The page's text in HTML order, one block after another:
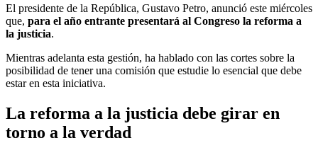
El presidente de la República, Gustavo Petro, anunció este miércoles
que, para el año entrante presentará al Congreso la reforma a
la justicia.
Mientras adelanta esta gestión, ha hablado con las cortes sobre la
posibilidad de tener una comisión que estudie lo esencial que debe
estar en esta iniciativa.
La reforma a la justicia debe girar en
torno a la verdad